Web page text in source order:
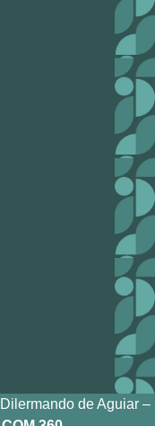
de Aguiar –